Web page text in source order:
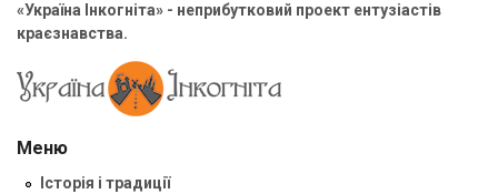
«Україна Інкогніта» - неприбутковий проект ентузіастів
краєзнавства.
Меню
Історія і традиції